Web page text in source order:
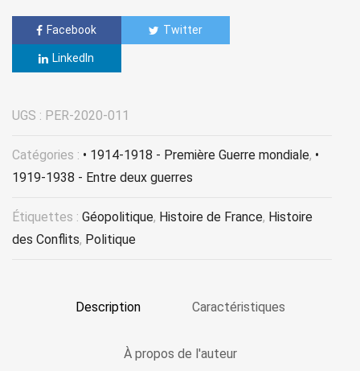
Facebook Twitter
LinkedIn
UGS : PER-2020-011
Catégories : • 1914-1918 - Première Guerre mondiale, •
1919-1938 - Entre deux guerres
Étiquettes : Géopolitique, Histoire de France, Histoire
des Conflits, Politique
Description Caractéristiques
À propos de l'auteur